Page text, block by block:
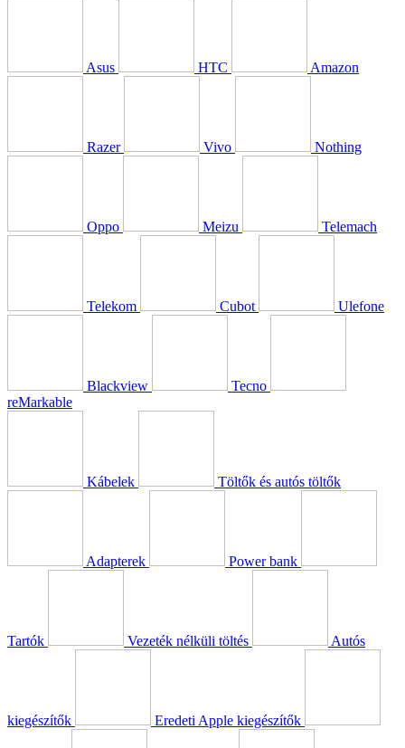
Asus HTC Amazon
Razer Vivo Nothing
Oppo Meizu Telemach
Telekom Cubot Ulefone
Blackview
Tecno
reMarkable
Kábelek Töltők és autós töltők
Adapterek Power bank
Tartók Vezeték nélküli töltés Autós
kiegészítők Eredeti Apple kiegészítők